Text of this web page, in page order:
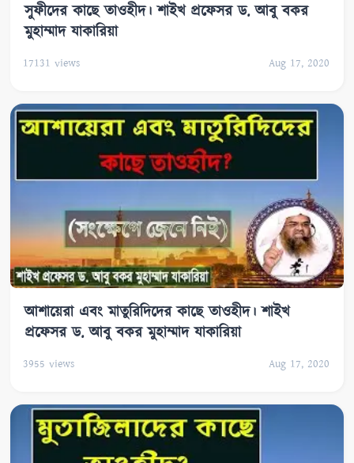
সুফীদের কাছে তাওহীদ। শাইখ প্রফেসর ড. আবু বকর
মুহাম্মাদ যাকারিয়া
17131 views Aug 17, 2020
আশায়েরা এবং মাতুরিদিদের কাছে তাওহীদ। শাইখ
প্রফেসর ড. আবু বকর মুহাম্মাদ যাকারিয়া
3955 views Aug 17, 2020